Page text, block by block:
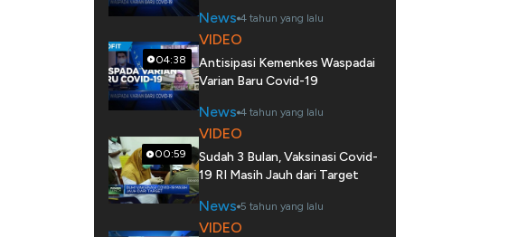
News 4 tahun yang lalu
04:38
VIDEO
Antisipasi Kemenkes Waspadai
Varian Baru Covid-19
News 4 tahun yang lalu
00:59
VIDEO
Sudah 3 Bulan, Vaksinasi Covid-
19 RI Masih Jauh dari Target
News 5 tahun yang lalu
VIDEO